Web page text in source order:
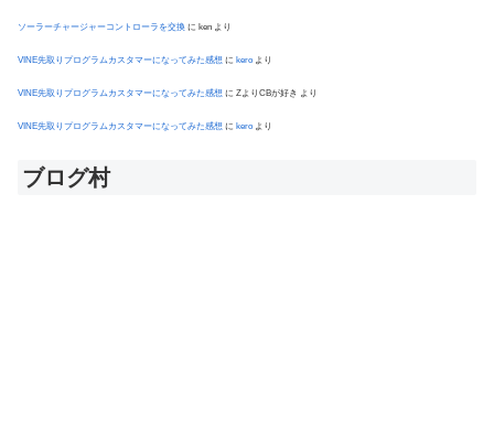
ソーラーチャージャーコントローラを交換 に ken より
VINE先取りプログラムカスタマーになってみた感想 に kero より
VINE先取りプログラムカスタマーになってみた感想 に ZよりCBが好き より
VINE先取りプログラムカスタマーになってみた感想 に kero より
ブログ村